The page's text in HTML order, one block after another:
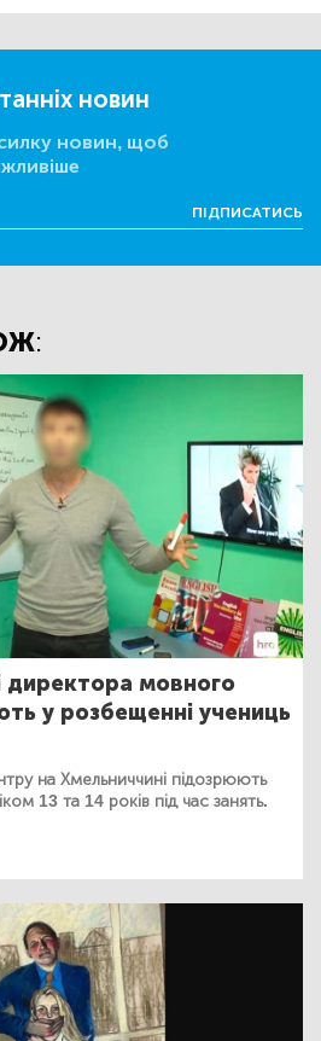
новин
новин, щоб
ПІДПИСАТИСЬ
директора мовного
у розбещенні учениць
на Хмельниччині підозрюють
13 та 14 років під час занять.